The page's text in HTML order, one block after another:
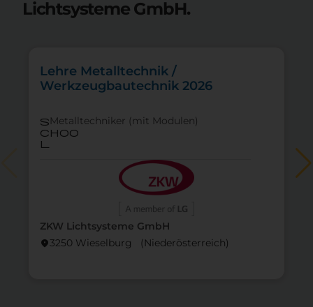
Lichtsysteme GmbH.
ZKW Lichtsysteme GmbH
location_on3250 Wieselburg (Nieder­österreich)
Lehre Metalltechnik /
Werkzeugbautechnik 2026
s
choo
l
Metalltechniker (mit Modulen)